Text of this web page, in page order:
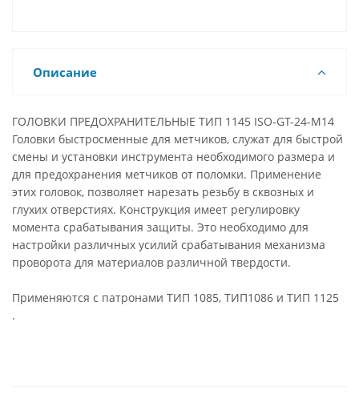
Описание
ГОЛОВКИ ПРЕДОХРАНИТЕЛЬНЫЕ ТИП 1145 ISO-GT-24-M14
Головки быстросменные для метчиков, служат для быстрой
смены и установки инструмента необходимого размера и
для предохранения метчиков от поломки. Применение
этих головок, позволяет нарезать резьбу в сквозных и
глухих отверстиях. Конструкция имеет регулировку
момента срабатывания защиты. Это необходимо для
настройки различных усилий срабатывания механизма
проворота для материалов различной твердости.
Применяются с патронами ТИП 1085, ТИП1086 и ТИП 1125
.